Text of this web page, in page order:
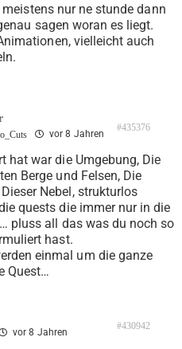
nur ne stunde dann
sagen woran es liegt.
vielleicht auch
vor 8 Jahren
#435376
hat war die Umgebung, Die
Berge und Felsen, Die
Nebel, strukturlos
quests die immer nur in die
pluss all das was du noch so
hast.
einmal um die ganze
Quest…
vor 8 Jahren
#430942